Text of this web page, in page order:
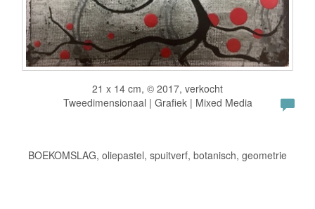
21 x 14 cm, © 2017, verkocht
Tweedimensionaal | Grafiek | Mixed Media
BOEKOMSLAG, oliepastel, spuitverf, botanisch, geometrie